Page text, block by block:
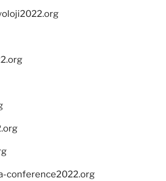
conference2022.org